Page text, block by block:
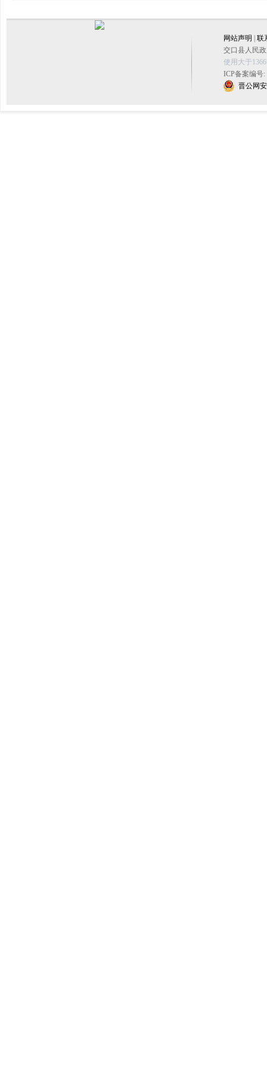
网站声明
联
交口县人民
使用大于
ICP备案编号:
晋公网